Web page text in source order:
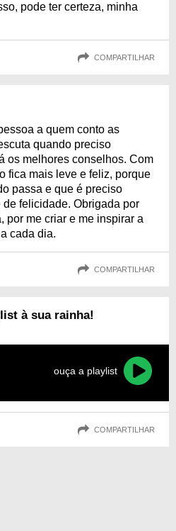
pode ter certeza, minha
COMPARTILHAR
a quem conto as
quando preciso
os melhores conselhos. Com
fica mais leve e feliz, porque
passa e que é preciso
felicidade. Obrigada por
por me criar e me inspirar a
cada dia.
COMPARTILHAR
à sua rainha!
ouça a playlist
COMPARTILHAR